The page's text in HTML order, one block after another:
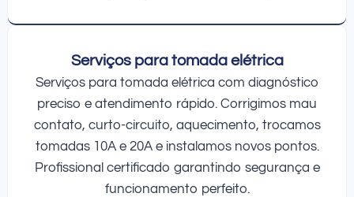
Serviços para tomada elétrica
Serviços para tomada elétrica com diagnóstico
preciso e atendimento rápido. Corrigimos mau
contato, curto-circuito, aquecimento, trocamos
tomadas 10A e 20A e instalamos novos pontos.
Profissional certificado garantindo segurança e
funcionamento perfeito.